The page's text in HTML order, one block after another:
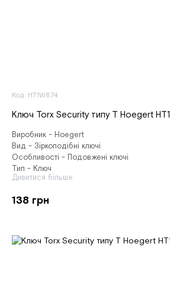
Код: HT1W874
Ключ Torx Security типу T Hoegert
Виробник - Hoegert
Вид - Зіркоподібні ключі
Особливості - Подовжені ключі
Тип - Ключ
Дивитися більше
138 грн